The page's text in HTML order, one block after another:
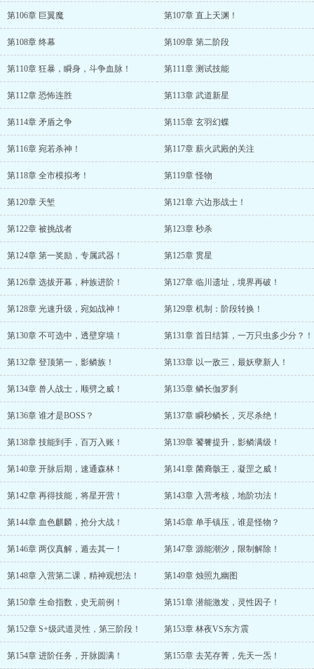
第106章 巨翼魔 第107章 直上天渊！
第108章 终幕 第109章 第二阶段
第110章 狂暴，瞬身，斗争血脉！ 第111章 测试技能
第112章 恐怖连胜 第113章 武道新星
第114章 矛盾之争 第115章 玄羽幻蝶
第116章 宛若杀神！ 第117章 薪火武殿的关注
第118章 全市模拟考！ 第119章 怪物
第120章 天堑 第121章 六边形战士！
第122章 被挑战者 第123章 秒杀
第124章 第一奖励，专属武器！ 第125章 贯星
第126章 选拔开幕，种族进阶！ 第127章 临川遗址，境界再破！
第128章 光速升级，宛如战神！ 第129章 机制：阶段转换！
第130章 不可选中，透壁穿墙！ 第131章 首日结算，一万只虫多少分？！
第132章 登顶第一，影鳞族！ 第133章 以一敌三，最妖孽新人！
第134章 兽人战士，顺劈之威！ 第135章 鳞长伽罗刹
第136章 谁才是BOSS？ 第137章 瞬秒鳞长，灭尽杀绝！
第138章 技能到手，百万入账！ 第139章 饕餮提升，影鳞满级！
第140章 开脉后期，速通森林！ 第141章 菌裔骸王，凝罡之威！
第142章 再得技能，将星开营！ 第143章 入营考核，地阶功法！
第144章 血色麒麟，抢分大战！ 第145章 单手镇压，谁是怪物？
第146章 两仪真解，遁去其一！ 第147章 源能潮汐，限制解除！
第148章 入营第二课，精神观想法！ 第149章 烛照九幽图
第150章 生命指数，史无前例！ 第151章 潜能激发，灵性因子！
第152章 S+级武道灵性，第三阶段！ 第153章 林夜VS东方震
第154章 进阶任务，开脉圆满！ 第155章 去芜存菁，先天一炁！